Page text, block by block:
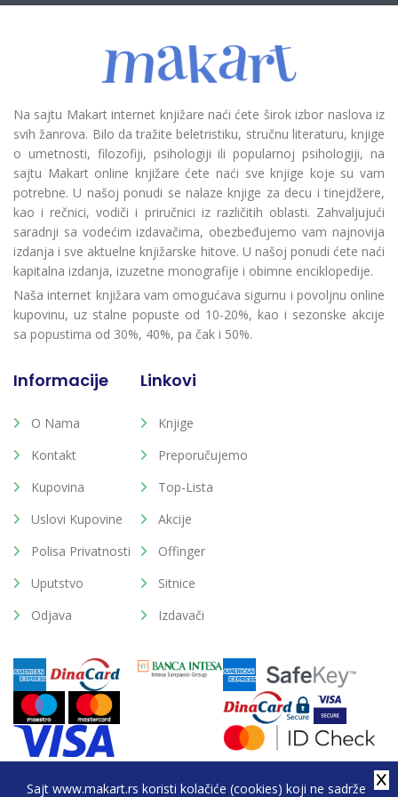
Sajt www.makart.rs koristi kolačiće (cookies) koji ne sadrže
Na sajtu Makart internet knjižare naći ćete širok izbor naslova iz
svih žanrova. Bilo da tražite beletristiku, stručnu literaturu, knjige
o umetnosti, filozofiji, psihologiji ili popularnoj psihologiji, na
sajtu Makart online knjižare ćete naći sve knjige koje su vam
potrebne. U našoj ponudi se nalaze knjige za decu i tinejdžere,
kao i rečnici, vodiči i priručnici iz različitih oblasti. Zahvaljujući
saradnji sa vodećim izdavačima, obezbeđujemo vam najnovija
izdanja i sve aktuelne knjižarske hitove. U našoj ponudi ćete naći
kapitalna izdanja, izuzetne monografije i obimne enciklopedije.
Naša internet knjižara vam omogućava sigurnu i povoljnu online
kupovinu, uz stalne popuste od 10-20%, kao i sezonske akcije
sa popustima od 30%, 40%, pa čak i 50%.
Informacije
O Nama
Kontakt
Kupovina
Uslovi Kupovine
Polisa Privatnosti
Uputstvo
Odjava
Linkovi
Knjige
Preporučujemo
Top-Lista
Akcije
Offinger
Sitnice
Izdavači